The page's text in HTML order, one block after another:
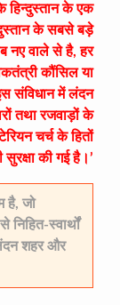
हिन्दुस्तान के एक
के सबसे बड़े
नए वाले से है, हर
कौंसिल या
संविधान में लंदन
तथा रजवाड़ों के
चर्च के हितों
सुरक्षा की गई है।’
है, जो
स्वार्थों
शहर और